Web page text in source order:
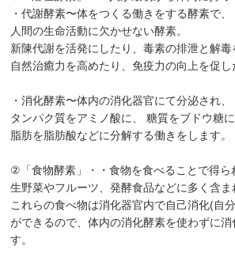
・代謝酵素〜体をつくる働きをする酵素で、
人間の生命活動に欠かせない酵素。
新陳代謝を活発にしたり、毒素の排泄と解毒
自然治癒力を高めたり、免疫力の向上を促し
・消化酵素〜体内の消化器官にて分泌され、
タンパク質をアミノ酸に、 糖質をブドウ糖に
脂肪を脂肪酸などに分解する働きをします。
②「食物酵素」・・食物を食べることで得ら
生野菜やフルーツ、発酵食品などに多く含ま
これらの食べ物は消化器官内で自己消化(自
ができるので、体内の消化酵素を使わずに消
す。